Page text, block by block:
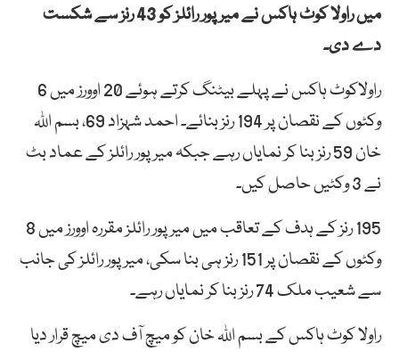
میں راولا کوٹ ہاکس نے میرپور رائلز کو 43 رنز سے شکست
دے دی۔
راولاکوٹ ہاکس نے پہلے بیٹنگ کرتے ہوئے 20 اوورز میں 6
وکٹوں کے نقصان پر 194 رنز بنائے۔ احمد شہزاد 69، بسم اللہ
خان 59 رنز بنا کر نمایاں رہے جبکہ میرپور رائلز کے عماد بٹ
نے 3 وکٹیں حاصل کیں۔
195 رنز کے ہدف کے تعاقب میں میرپور رائلز مقررہ اوورز میں 8
وکٹوں کے نقصان پر 151 رنز ہی بنا سکی، میرپور رائلز کی جانب
سے شعیب ملک 74 رنز بنا کر نمایاں رہے۔
راولا کوٹ ہاکس کے بسم اللہ خان کو میچ آف دی میچ قرار دیا